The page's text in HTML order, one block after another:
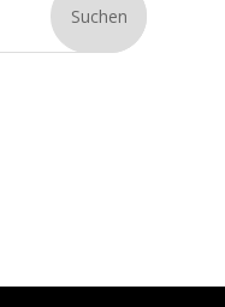
Suchen